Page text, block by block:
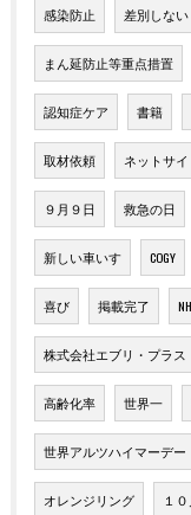
感染防止 差別しない
まん延防止等重点措置
認知症ケア 書籍
取材依頼 ネットサイ
９月９日 救急の日
新しい車いす COGY
喜び 掲載完了
株式会社エブリ・プラス
高齢化率 世界一
世界アルツハイマーデー
オレンジリング １